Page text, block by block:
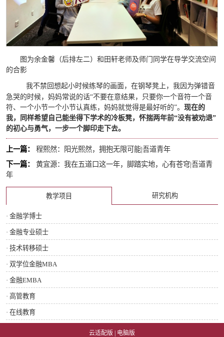
图为余金馨（后排左二）和田轩老师及师门同学在导学交流空间
的合影
我不禁回想起小时候练琴的画面，在钢琴凳上，我因为弹错音
急哭的时候，妈妈常说的话“不要在意结果，只要你一个音符一个音
符、一个小节一个小节认真练，妈妈就觉得是最好听的”。 现在的
我， 同样希望自己能坐得下学术的冷板凳，怀揣两年前“没有被劝退”
的初心与勇气， 一步一个脚印走下去。
上一篇：
程熙然：阳光熙然，拥抱无限可能|吾道青年
下一篇：
黄宜源：我在五道口这一年，脚踏实地，心有苍穹|吾道青
年
教学项目 研究机构
· 金融学博士
· 金融专业硕士
· 技术转移硕士
· 双学位金融MBA
· 金融EMBA
· 高管教育
· 在线教育
云适配版 电脑版